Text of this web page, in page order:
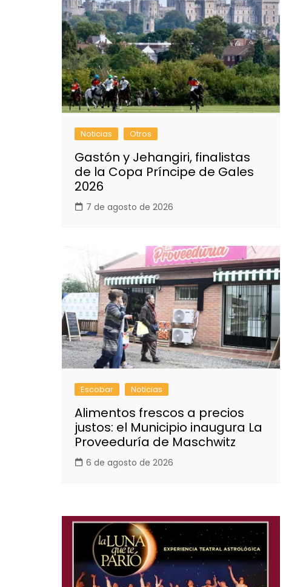
Noticias Otros
Gastón y Jehangiri, finalistas
de la Copa Príncipe de Gales
2026
7 de agosto de 2026
Escobar Noticias
Alimentos frescos a precios
justos: el Municipio inaugura La
Proveeduría de Maschwitz
6 de agosto de 2026